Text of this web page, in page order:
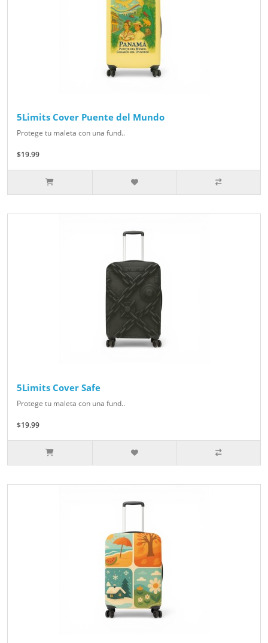
5Limits Cover Puente del Mundo
Protege tu maleta con una fund..
$19.99
5Limits Cover Safe
Protege tu maleta con una fund..
$19.99